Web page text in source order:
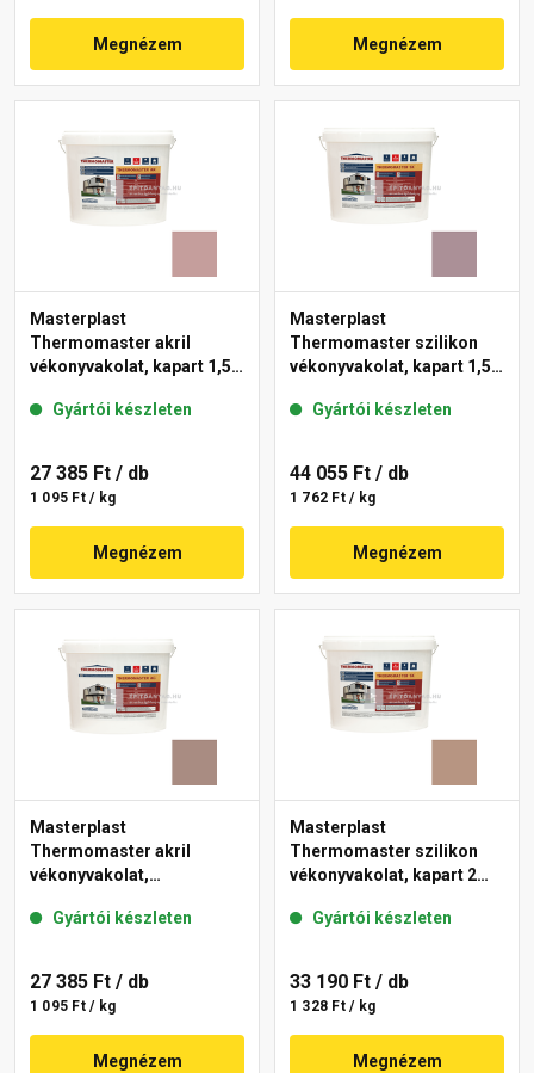
Megnézem Megnézem
Masterplast
Thermomaster akril
vékonyvakolat, kapart 1,5
Gyártói készleten
27 385 Ft / db
1 095 Ft / kg
Megnézem
Masterplast
Thermomaster szilikon
vékonyvakolat, kapart 1,5
Gyártói készleten
44 055 Ft / db
1 762 Ft / kg
Megnézem
Masterplast
Thermomaster akril
vékonyvakolat,
14-C 25 kg
Gyártói készleten
27 385 Ft / db
1 095 Ft / kg
Megnézem
Masterplast
Thermomaster szilikon
vékonyvakolat, kapart 2
Gyártói készleten
33 190 Ft / db
1 328 Ft / kg
Megnézem